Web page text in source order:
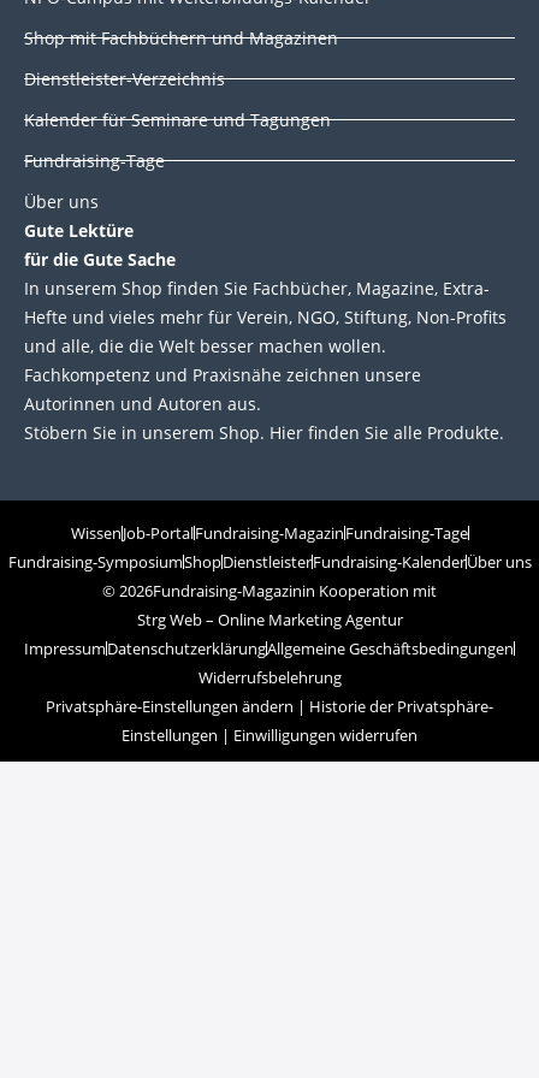
Shop mit Fachbüchern und Magazinen
Dienstleister-Verzeichnis
Kalender für Seminare und Tagungen
Fundraising-Tage
Über uns
Gute Lektüre
für die Gute Sache
In unserem Shop finden Sie Fachbücher, Magazine, Extra-
Hefte und vieles mehr für Verein, NGO, Stiftung, Non-Profits
und alle, die die Welt besser machen wollen.
Fachkompetenz und Praxisnähe zeichnen unsere
Autorinnen und Autoren aus.
Stöbern Sie in unserem Shop. Hier finden Sie alle Produkte.
WissenJob-PortalFundraising-MagazinFundraising-Tage
Fundraising-SymposiumShopDienstleisterFundraising-KalenderÜber uns
© 2026Fundraising-Magazinin Kooperation mit
Strg Web – Online Marketing Agentur
ImpressumDatenschutzerklärungAllgemeine Geschäftsbedingungen
Widerrufsbelehrung
Privatsphäre-Einstellungen ändern | Historie der Privatsphäre-
Einstellungen | Einwilligungen widerrufen